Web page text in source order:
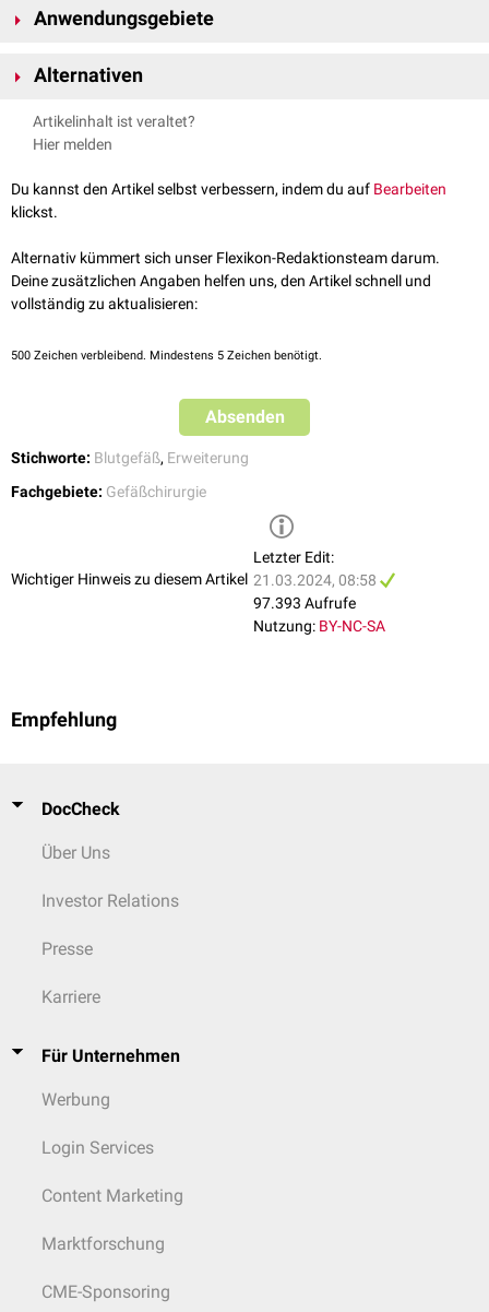
Aufdehnung des Gefäßes über einen
Minimalinvasive Aufdehnung unter radiologischer Kontrolle:
Intraoperative Aufdehnung
Gefäßerweiterung mittels Abtragung von Plaques durch rotierende
Gefäßerweiterung mittels Excimer-Laser
Im Rahmen einer Angioplastie kann in den Bereich der Verengung eine
der Aufdehnung langfristig offenhalten soll.
Anwendungsgebiete
Koronarangiographie
Angioplastie der Arteria carotis
Angioplastie peripherer Arterien
Alternativen
Alternativen zur Angioplastie sind die medikamentöse
die operative Resektion
Artikelinhalt ist veraltet?
Hier melden
Du kannst den Artikel selbst verbessern, indem du auf Bearbeiten
klickst.
Alternativ kümmert sich unser Flexikon-Redaktionsteam darum.
Deine zusätzlichen Angaben helfen uns, den Artikel schnell und
vollständig zu aktualisieren:
500 Zeichen verbleibend. Mindestens 5 Zeichen benötigt.
Absenden
Stichworte: Blutgefäß, Erweiterung
Fachgebiete: Gefäßchirurgie
Wichtiger Hinweis zu diesem Artikel
Letzter Edit:
21.03.2024, 08:58
97.393 Aufrufe
Nutzung: BY-NC-SA
Empfehlung
DocCheck
Über Uns
Investor Relations
Presse
Karriere
Für Unternehmen
Werbung
Login Services
Content Marketing
Marktforschung
CME-Sponsoring